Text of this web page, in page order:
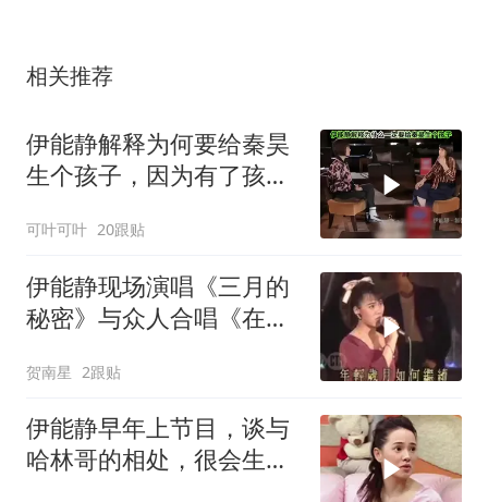
相关推荐
伊能静解释为何要给秦昊
生个孩子，因为有了孩子
可叶可叶 20跟贴
伊能静现场演唱《三月的
秘密》与众人合唱《在世
贺南星 2跟贴
伊能静早年上节目，谈与
哈林哥的相处，很会生活